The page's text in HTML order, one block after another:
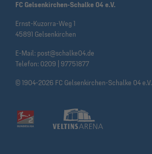
FC Gelsenkirchen-Schalke 04 e.V.
Ernst-Kuzorra-Weg 1
45891 Gelsenkirchen
E-Mail: post@schalke04.de
Telefon: 0209 | 97751877
© 1904-2026 FC Gelsenkirchen-Schalke 04 e.V.